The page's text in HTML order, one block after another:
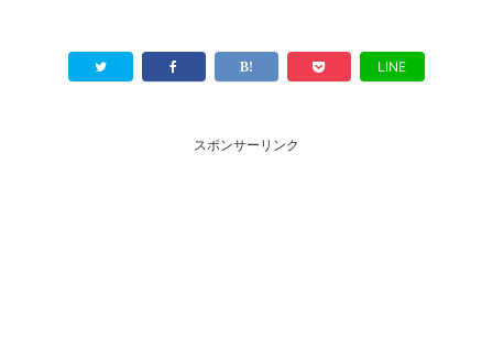
LINE
スポンサーリンク